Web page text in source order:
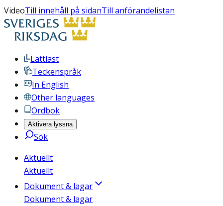
VideoTill innehåll på sidanTill anförandelistan
Lättläst
Teckenspråk
In English
Other languages
Ordbok
Aktivera lyssna
Sök
Aktuellt
Aktuellt
Dokument & lagar
Dokument & lagar